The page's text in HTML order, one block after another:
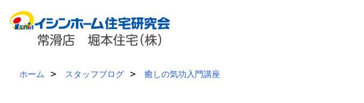
ホーム スタッフブログ 癒しの気功入門講座